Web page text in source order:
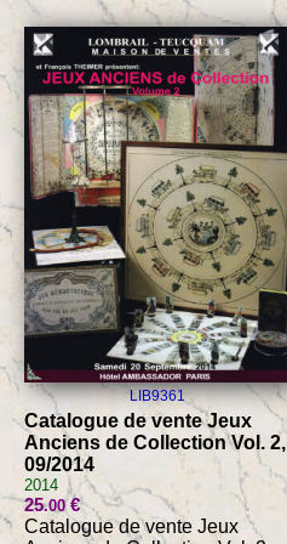
LIB9361
Catalogue de vente Jeux
Anciens de Collection Vol. 2,
09/2014
2014
25.00€
Catalogue de vente Jeux